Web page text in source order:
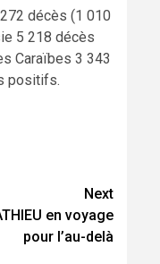
décès (1 010
5 218 décès
Caraïbes 3 343
positifs.
Next
en voyage
pour l’au-delà